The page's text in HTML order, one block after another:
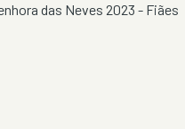
das Neves 2023 - Fiães